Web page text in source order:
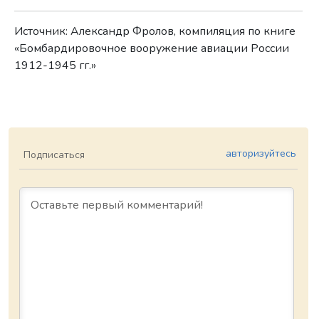
Источник: Александр Фролов, компиляция по книге
«Бомбардировочное вооружение авиации России
1912-1945 гг.»
Подписаться авторизуйтесь